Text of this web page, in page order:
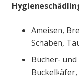
Ameisen,
Schaben,
Bücher- und